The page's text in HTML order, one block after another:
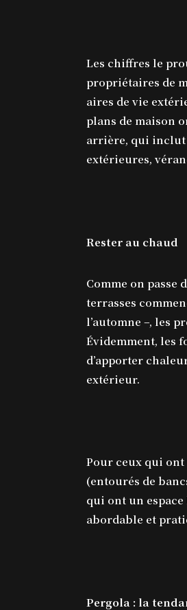
Les chiffres le
propriétaires de
aires de vie
plans de maison
arrière, qui inclut
extérieures,
Rester au chaud
Comme on passe
terrasses
l’automne –, les
Évidemment, les
d’apporter
extérieur.
Pour ceux qui ont
(entourés de
qui ont un
abordable et
Pergola : la